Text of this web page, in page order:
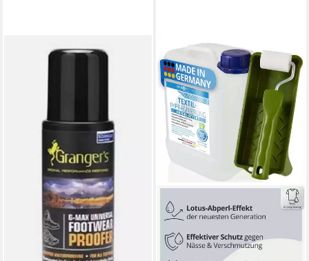
GRANGERS
Flasche m. Schwamm
Imprägnierschaum
(69,50 €/ 1 l)
lieferbar - in 3-4 Werktagen bei dir